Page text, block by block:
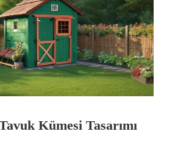
Kümesi Tasarımı